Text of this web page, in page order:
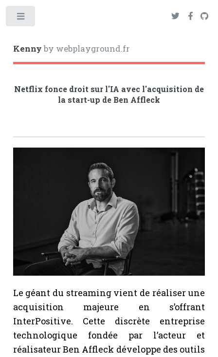
Kennyby webplayground.fr
Netflix fonce droit sur l'IA avec l'acquisition de
la start-up de Ben Affleck
Le géant du streaming vient de réaliser une
acquisition majeure en s’offrant
InterPositive. Cette discrète entreprise
technologique fondée par l’acteur et
réalisateur Ben Affleck développe des outils